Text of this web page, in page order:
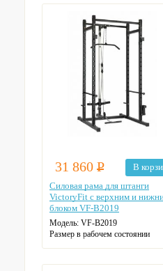
31 860 Р
В
Силовая рама для штанги
VictoryFit c верхним и
блоком VF-B2019
Модель: VF-B2019
Размер в рабочем состоянии
мм, 1,5 мм